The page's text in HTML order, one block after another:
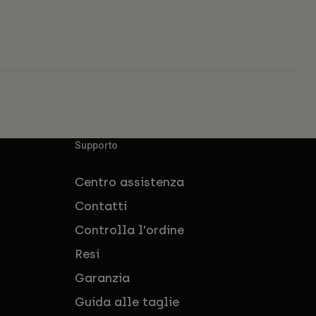
Supporto
Centro assistenza
Contatti
Controlla l'ordine
Resi
Garanzia
Guida alle taglie